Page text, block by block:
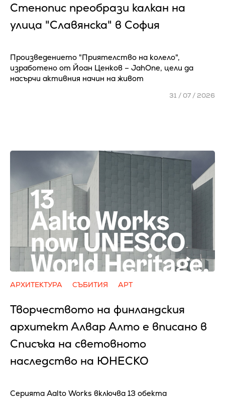
Стенопис преобрази калкан на
улица "Славянска" в София
Произведението "Приятелство на колело",
изработено от Йоан Ценков – JahOne, цели да
насърчи активния начин на живот
31 / 07 / 2026
АРХИТЕКТУРА СЪБИТИЯ АРТ
Творчеството на финландския
архитект Алвар Алто е вписано в
Списъка на световното
наследство на ЮНЕСКО
Серията Aalto Works включва 13 обекта